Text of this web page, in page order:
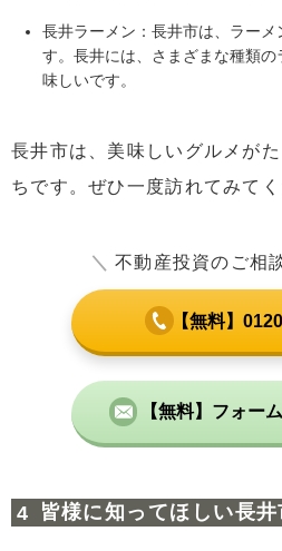
長井ラーメン：長井市は、ラー
す。長井には、さまざまな種類
味しいです。
長井市は、美味しいグルメが
ちです。ぜひ一度訪れてみてく
＼ 不動産投資のご相
【無料】
【無料】フォー
皆様に知ってほしい長井